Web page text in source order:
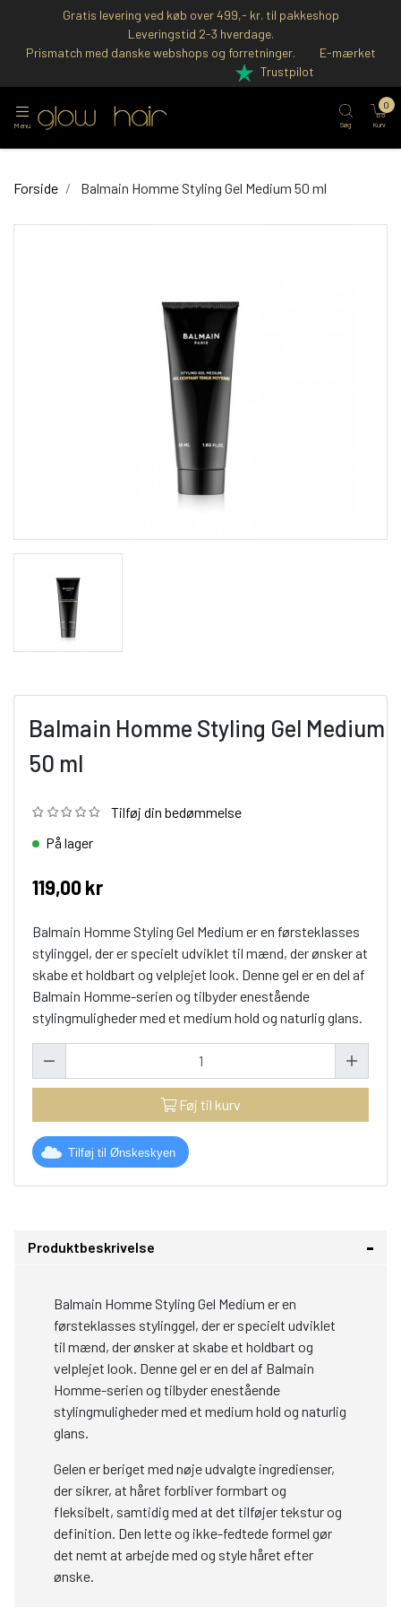
Gratis levering ved køb over 499,- kr. til pakkeshop
Leveringstid 2-3 hverdage.
Prismatch med danske webshops og forretninger.
E-mærket
Trustpilot
Menu Søg Kurv
0
Forside Balmain Homme Styling Gel Medium 50 ml
Balmain Homme Styling Gel Medium
50 ml
Tilføj din bedømmelse
På lager
119,00 kr
Balmain Homme Styling Gel Medium er en førsteklasses
stylinggel, der er specielt udviklet til mænd, der ønsker at
skabe et holdbart og velplejet look. Denne gel er en del af
Balmain Homme-serien og tilbyder enestående
stylingmuligheder med et medium hold og naturlig glans.
Føj til kurv
Tilføj til Ønskeskyen
Produktbeskrivelse
Balmain Homme Styling Gel Medium er en
førsteklasses stylinggel, der er specielt udviklet
til mænd, der ønsker at skabe et holdbart og
velplejet look. Denne gel er en del af Balmain
Homme-serien og tilbyder enestående
stylingmuligheder med et medium hold og naturlig
glans.
Gelen er beriget med nøje udvalgte ingredienser,
der sikrer, at håret forbliver formbart og
fleksibelt, samtidig med at det tilføjer tekstur og
definition. Den lette og ikke-fedtede formel gør
det nemt at arbejde med og style håret efter
ønske.